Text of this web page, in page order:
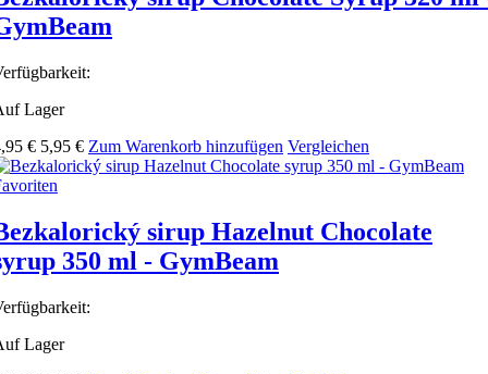
Lager
€ 5,95 € Zum Warenkorb hinzufügen Vergleichen
sirup Hazelnut Chocolate
350 ml - GymBeam
Lager